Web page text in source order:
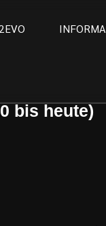
2EVO INFORMA
bis heute)